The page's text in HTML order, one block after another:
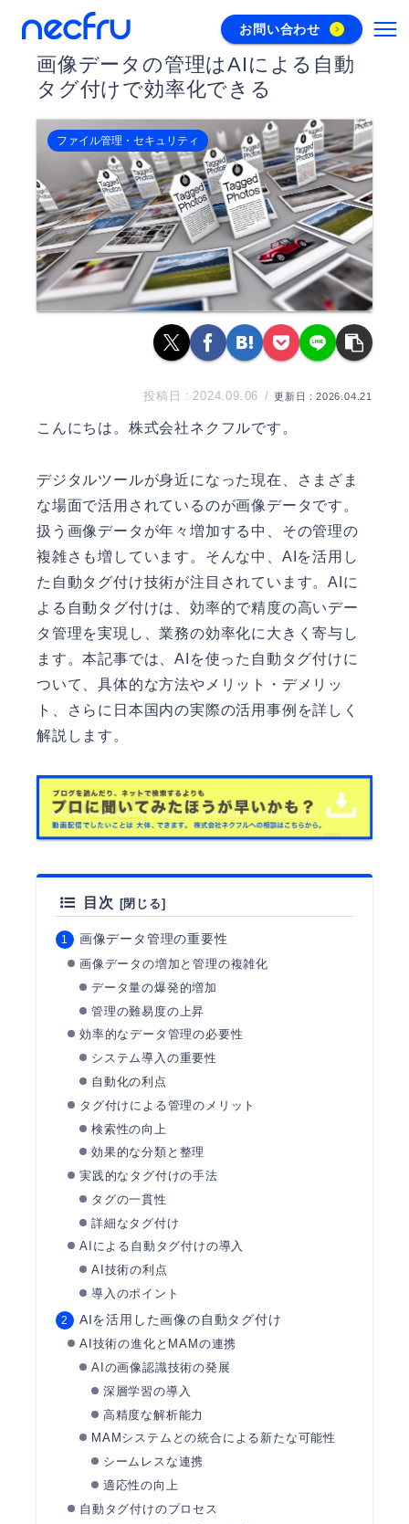
お問い合わせ
画像データの管理はAIによる自動
タグ付けで効率化できる
ファイル管理・セキュリティ
2024.09.06 2026.04.21
こんにちは。 株式会社ネクフルです。
デジタルツールが身近になった現在、さまざま
な場面で活用されているのが画像データです。
扱う画像データが年々増加する中、その管理の
複雑さも増しています。そんな中、AIを活用し
た自動タグ付け技術が注目されています。AIに
よる自動タグ付けは、効率的で精度の高いデー
タ管理を実現し、業務の効率化に大きく寄与し
ます。本記事では、AIを使った自動タグ付けに
ついて、具体的な方法やメリット・デメリッ
ト、さらに日本国内の実際の活用事例を詳しく
解説します。
目次
画像データ管理の重要性
画像データの増加と管理の複雑化
データ量の爆発的増加
管理の難易度の上昇
効率的なデータ管理の必要性
システム導入の重要性
自動化の利点
タグ付けによる管理のメリット
検索性の向上
効果的な分類と整理
実践的なタグ付けの手法
タグの一貫性
詳細なタグ付け
AIによる自動タグ付けの導入
AI技術の利点
導入のポイント
AIを活用した画像の自動タグ付け
AI技術の進化とMAMの連携
AIの画像認識技術の発展
深層学習の導入
高精度な解析能力
MAMシステムとの統合による新たな可能性
シームレスな連携
適応性の向上
自動タグ付けのプロセス